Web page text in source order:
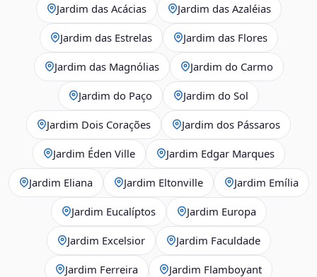
Jardim das Acácias Jardim das Azaléias
Jardim das Estrelas Jardim das Flores
Jardim das Magnólias Jardim do Carmo
Jardim do Paço Jardim do Sol
Jardim Dois Corações Jardim dos Pássaros
Jardim Éden Ville Jardim Edgar Marques
Jardim Eliana Jardim Eltonville Jardim Emília
Jardim Eucalíptos Jardim Europa
Jardim Excelsior Jardim Faculdade
Jardim Ferreira Jardim Flamboyant